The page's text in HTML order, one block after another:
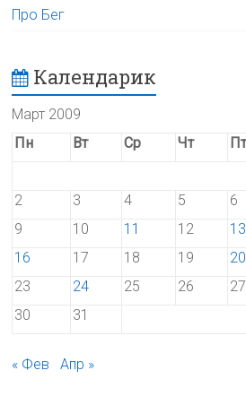
Про Бег
Календарик
Март 2009
Пн
Вт Ср Чт
2
3 4 5 6
9
10 11 12 13
16
17 18 19 20
23
24 25 26 27
30
31
« Фев Апр »